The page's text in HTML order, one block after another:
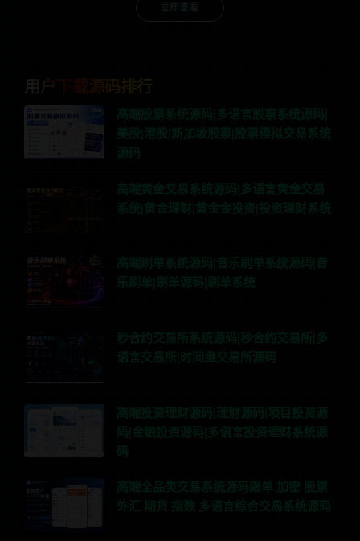
立即查看
用户下载源码排行
高端股票系统源码|多语言股票系统源码|
美股|港股|新加坡股票|股票模拟交易系统
源码
高端黄金交易系统源码|多语言黄金交易
系统|黄金理财|黄金金投资|投资理财系统
高端刷单系统源码|音乐刷单系统源码|音
乐刷单|刷单源码|刷单系统
秒合约交易所系统源码|秒合约交易所|多
语言交易所|时间盘交易所源码
高端投资理财源码|理财源码|项目投资源
码|金融投资源码|多语言投资理财系统源
码
高端全品类交易系统源码跟单 加密 股票
外汇 期货 指数 多语言综合交易系统源码